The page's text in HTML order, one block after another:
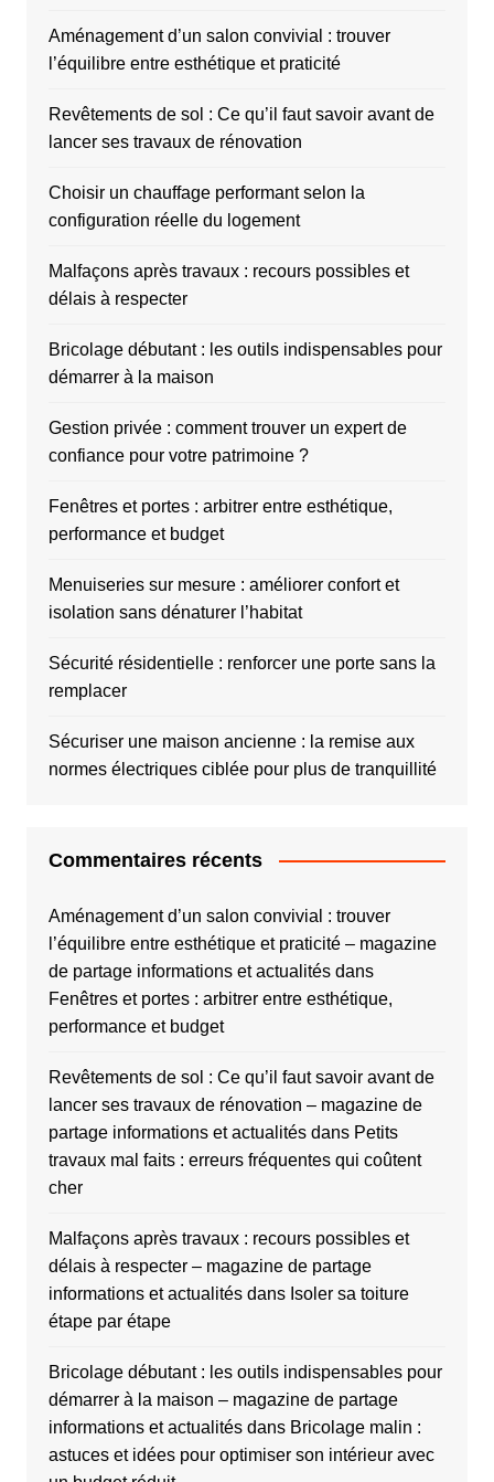
Aménagement d’un salon convivial : trouver
l’équilibre entre esthétique et praticité
Revêtements de sol : Ce qu’il faut savoir avant de
lancer ses travaux de rénovation
Choisir un chauffage performant selon la
configuration réelle du logement
Malfaçons après travaux : recours possibles et
délais à respecter
Bricolage débutant : les outils indispensables pour
démarrer à la maison
Gestion privée : comment trouver un expert de
confiance pour votre patrimoine ?
Fenêtres et portes : arbitrer entre esthétique,
performance et budget
Menuiseries sur mesure : améliorer confort et
isolation sans dénaturer l’habitat
Sécurité résidentielle : renforcer une porte sans la
remplacer
Sécuriser une maison ancienne : la remise aux
normes électriques ciblée pour plus de tranquillité
Commentaires récents
Aménagement d’un salon convivial : trouver
l’équilibre entre esthétique et praticité – magazine
de partage informations et actualitésdans
Fenêtres et portes : arbitrer entre esthétique,
performance et budget
Revêtements de sol : Ce qu’il faut savoir avant de
lancer ses travaux de rénovation – magazine de
partage informations et actualitésdans Petits
travaux mal faits : erreurs fréquentes qui coûtent
cher
Malfaçons après travaux : recours possibles et
délais à respecter – magazine de partage
informations et actualitésdans Isoler sa toiture
étape par étape
Bricolage débutant : les outils indispensables pour
démarrer à la maison – magazine de partage
informations et actualitésdans Bricolage malin :
astuces et idées pour optimiser son intérieur avec